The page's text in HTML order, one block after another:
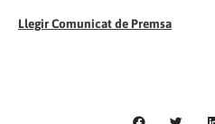
Llegir Comunicat de Premsa